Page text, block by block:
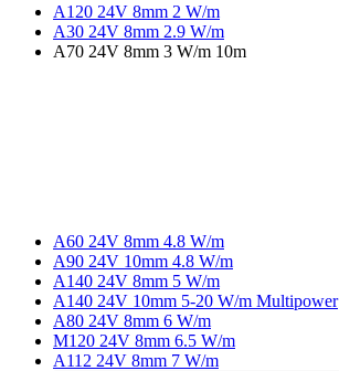
A120 24V 8mm 2 W/m
A30 24V 8mm 2.9 W/m
A70 24V 8mm 3 W/m 10m
A60 24V 8mm 4.8 W/m
A90 24V 10mm 4.8 W/m
A140 24V 8mm 5 W/m
A140 24V 10mm 5-20 W/m Multipower
A80 24V 8mm 6 W/m
M120 24V 8mm 6.5 W/m
A112 24V 8mm 7 W/m